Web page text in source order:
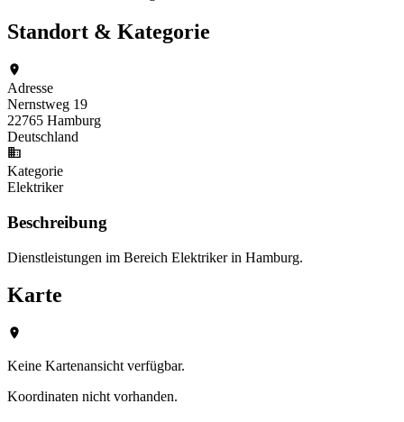
Standort & Kategorie
Adresse
Nernstweg 19
22765 Hamburg
Deutschland
Kategorie
Elektriker
Beschreibung
Dienstleistungen im Bereich Elektriker in Hamburg.
Karte
Keine Kartenansicht verfügbar.
Koordinaten nicht vorhanden.